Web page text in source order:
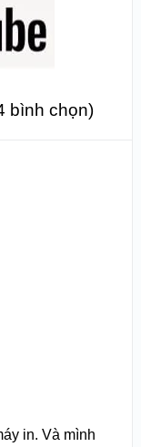
bình chọn)
in. Và mình